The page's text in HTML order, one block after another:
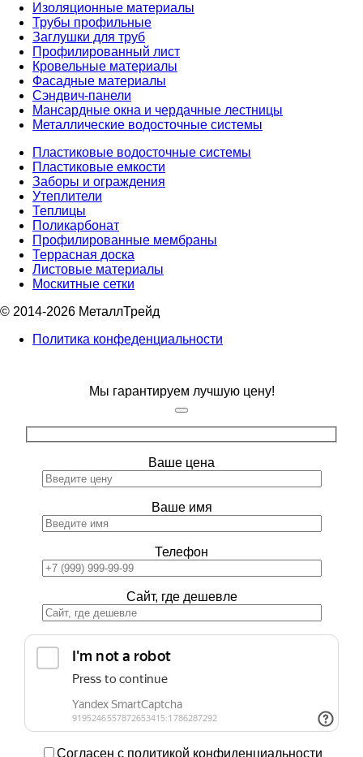
Изоляционные материалы
Трубы профильные
Заглушки для труб
Профилированный лист
Кровельные материалы
Фасадные материалы
Сэндвич-панели
Мансардные окна и чердачные лестницы
Металлические водосточные системы
Пластиковые водосточные системы
Пластиковые емкости
Заборы и ограждения
Утеплители
Теплицы
Поликарбонат
Профилированные мембраны
Террасная доска
Листовые материалы
Москитные сетки
© 2014-2026 МеталлТрейд
Политика конфеденциальности
Мы гарантируем лучшую цену!
Ваше цена
Ваше имя
Телефон
Сайт, где дешевле
Согласен с политикой конфиденциальности